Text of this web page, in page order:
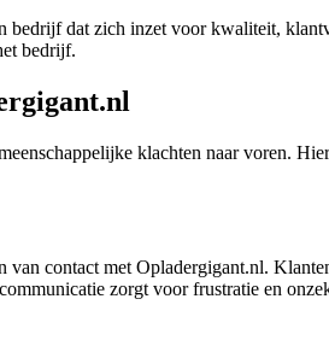
dat zich inzet voor kwaliteit,
bedrijf.
klachten naar voren.
contact met Opladergigant.nl.
zorgt voor frustratie en